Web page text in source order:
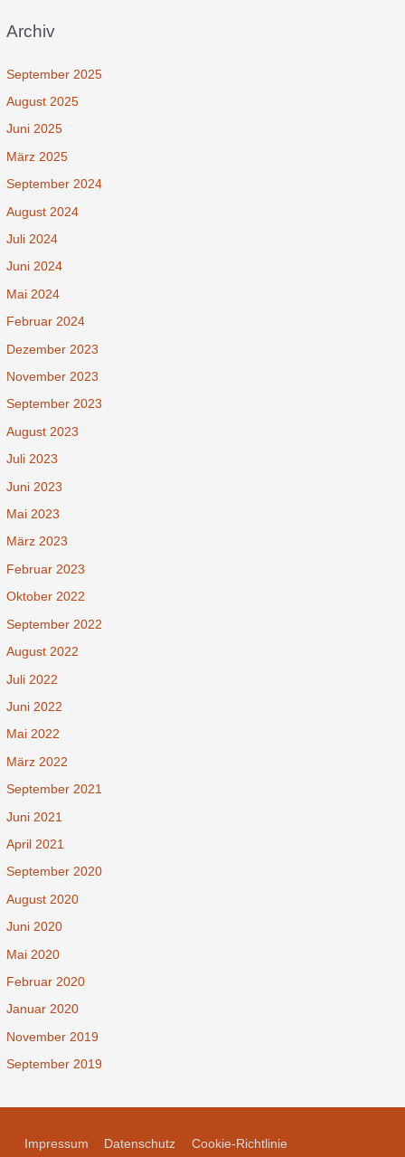
Archiv
September 2025
August 2025
Juni 2025
März 2025
September 2024
August 2024
Juli 2024
Juni 2024
Mai 2024
Februar 2024
Dezember 2023
November 2023
September 2023
August 2023
Juli 2023
Juni 2023
Mai 2023
März 2023
Februar 2023
Oktober 2022
September 2022
August 2022
Juli 2022
Juni 2022
Mai 2022
März 2022
September 2021
Juni 2021
April 2021
September 2020
August 2020
Juni 2020
Mai 2020
Februar 2020
Januar 2020
November 2019
September 2019
Impressum Datenschutz Cookie-Richtlinie